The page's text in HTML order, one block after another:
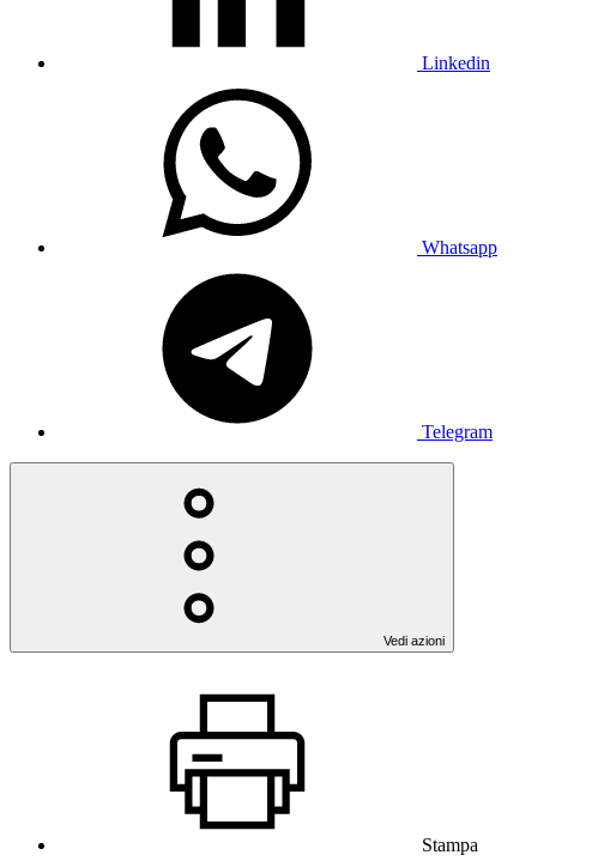
Linkedin
Whatsapp
Telegram
Vedi azioni
Stampa